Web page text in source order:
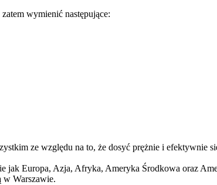
wymienić następujące:
ze względu na to, że dosyć prężnie i efektywnie
Europa, Azja, Afryka, Ameryka Środkowa oraz
w Warszawie.